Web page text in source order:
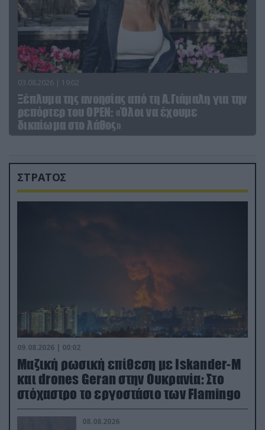
03.08.2026 | 19:02
Ξέπλυμα της ανοησίας από τη Α.Γιάμαλη για την
ρεπόρτερ του ΟΡΕΝ: «Όλοι να έχουμε
δικαίωμα στο λάθος»
ΣΤΡΑΤΟΣ
09.08.2026 | 00:02
Μαζική ρωσική επίθεση με Iskander-M
και drones Geran στην Ουκρανία: Στο
στόχαστρο το εργοστάσιο των Flamingo
08.08.2026